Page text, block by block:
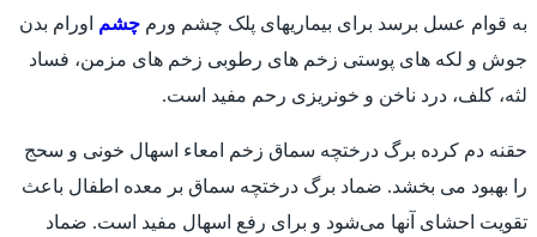
به قوام عسل برسد برای بیماریهای پلک چشم ورم چشم اورام بدن
جوش و لکه های پوستی زخم های رطوبی زخم های مزمن، فساد
لثه، کلف، درد ناخن و خونریزی رحم مفید است.
حقنه دم کرده برگ درختچه سماق زخم امعاء اسهال خونی و سحج
را بهبود می بخشد. ضماد برگ درختچه سماق بر معده اطفال باعث
تقویت احشای آنها می‌شود و برای رفع اسهال مفید است. ضماد